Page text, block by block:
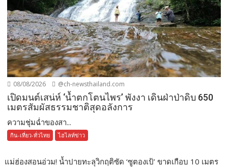
08/08/2026 @ch-newsthailand.com
เปิดมนต์เสน่ห์ ‘น้ำตกโตนไพร’ พังงา เดินฝ่าป่าดิบ 650
เมตรสัมผัสธรรมชาติสุดอลังการ
ความชุ่มฉ่ำของสา...
กิน-เที่ยว-ทั่วไทย ไฮไลท์ข่าว
แม่ฮ่องสอนอ่วม! น้ำปายทะลุวิกฤติซัด ‘ซูตองเป้’ ขาดเกือบ 10 เมตร